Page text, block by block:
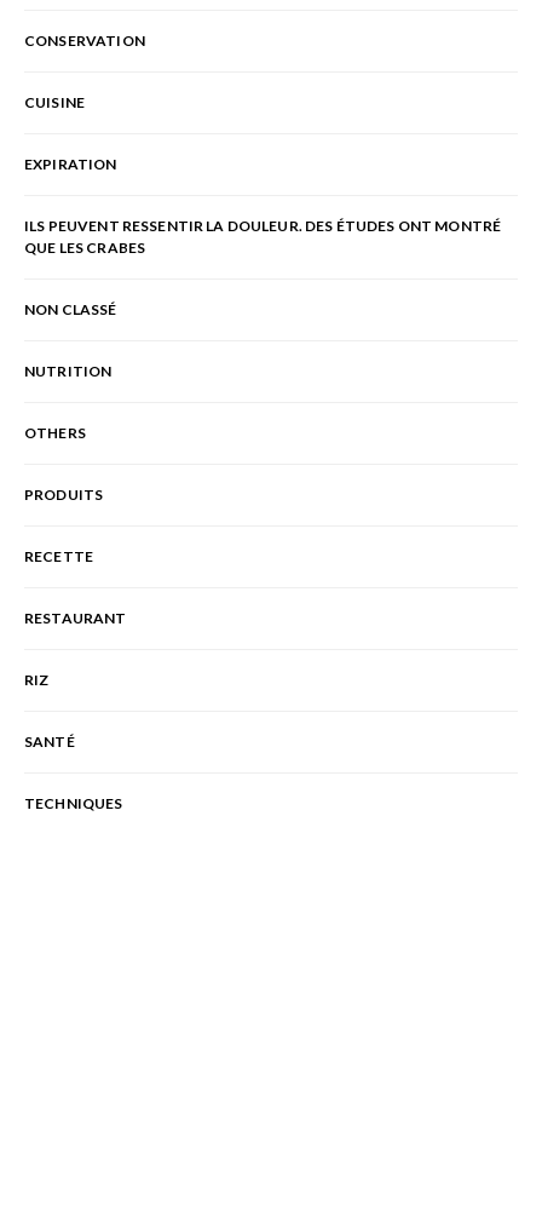
CONSERVATION
CUISINE
EXPIRATION
ILS PEUVENT RESSENTIR LA DOULEUR. DES ÉTUDES ONT MONTRÉ
QUE LES CRABES
NON CLASSÉ
NUTRITION
OTHERS
PRODUITS
RECETTE
RESTAURANT
RIZ
SANTÉ
TECHNIQUES